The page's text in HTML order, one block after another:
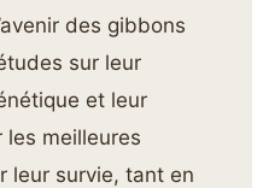
des gibbons
sur leur
et leur
les meilleures
leur survie, tant en